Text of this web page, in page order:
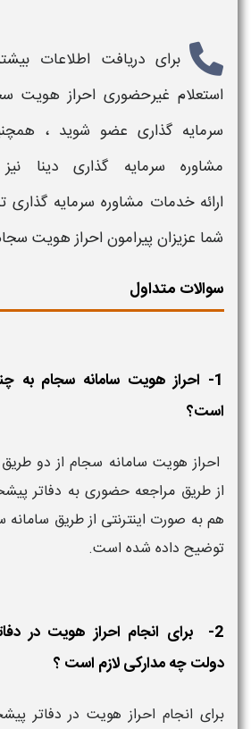
برای دریافت اطلاعات
استعلام غیرحضوری احراز هویت
سرمایه گذاری عضو شوید ،
مشاوره سرمایه گذاری دینا
ارائهخدمات مشاوره سرمایه گذاری
شما عزیزان پیراموناحراز هویت
سوالات متداول
1- احراز هویت سامانه سجام به
است؟
احراز هویت سامانه سجام از دو
از طریق مراجعه حضوری به دفاتر
هم به صورت اینترنتی از طریق سامانه
توضیح داده شده است.
2- برای انجام احراز هویت در
دولت چه مدارکی لازم است ؟
برای انجام احراز هویت در دفاتر